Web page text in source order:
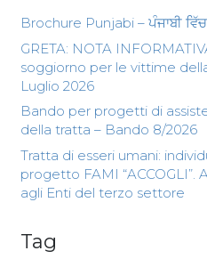
Brochure Punjabi – ਪੰਜਾਬੀ
GRETA: NOTA
soggiorno per le vittime
Luglio 2026
Bando per progetti di
della tratta – Bando 8/2026
Tratta di esseri umani:
progetto FAMI “ACCOGLI”.
agli Enti del terzo settore
Tag